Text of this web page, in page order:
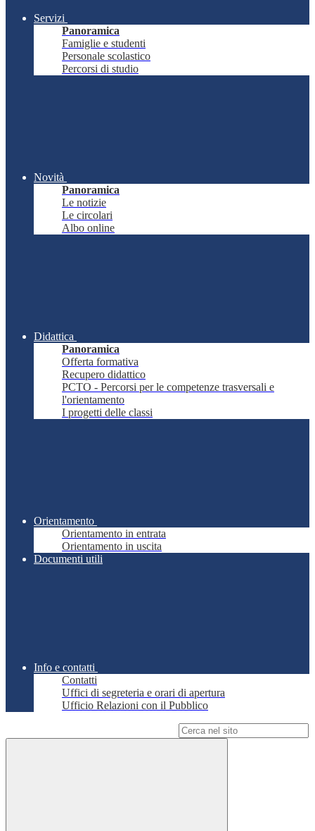
Servizi
Panoramica
Famiglie e studenti
Personale scolastico
Percorsi di studio
Novità
Panoramica
Le notizie
Le circolari
Albo online
Didattica
Panoramica
Offerta formativa
Recupero didattico
PCTO - Percorsi per le competenze trasversali e
l'orientamento
I progetti delle classi
Orientamento
Orientamento in entrata
Orientamento in uscita
Documenti utili
Info e contatti
Contatti
Uffici di segreteria e orari di apertura
Ufficio Relazioni con il Pubblico